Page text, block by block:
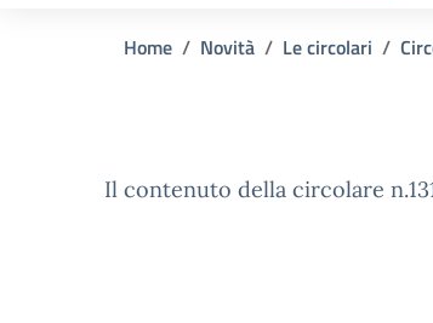
Home Novità Le circolari
Il contenuto della circolare